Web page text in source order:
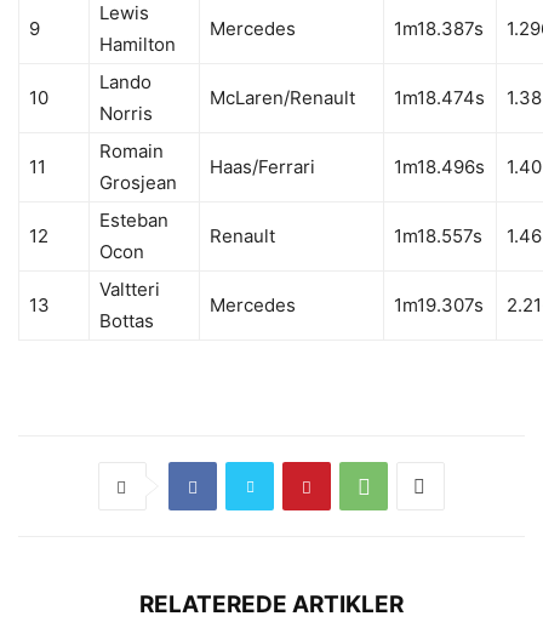
George Russell Copyright Williams F1 Team
9
Lewis
Hamilton
Mercedes 1m18.387s
10
Lando
Norris
McLaren/Renault 1m18.474s
11
Romain
Grosjean
Haas/Ferrari 1m18.496s
12
Esteban
Ocon
Renault 1m18.557s
13
Valtteri
Bottas
Mercedes 1m19.307s
RELATEREDE ARTIKLER